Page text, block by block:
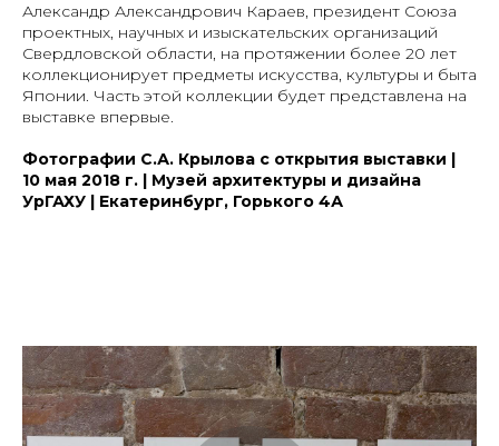
Александр Александрович Караев, президент Союза
проектных, научных и изыскательских организаций
Свердловской области, на протяжении более 20 лет
коллекционирует предметы искусства, культуры и быта
Японии. Часть этой коллекции будет представлена на
выставке впервые.
Фотографии С.А. Крылова с открытия выставки |
10 мая 2018 г. | Музей архитектуры и дизайна
УрГАХУ | Екатеринбург, Горького 4А